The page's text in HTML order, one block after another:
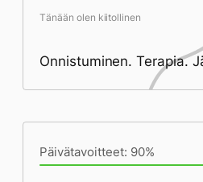
Tänään olen kiitollinen
Onnistuminen. Terapia.
Päivätavoitteet: 90%